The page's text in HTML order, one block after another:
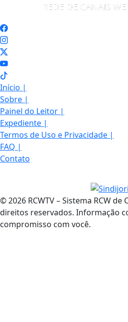
Início |
Sobre |
Painel do Leitor |
Expediente |
Termos de Uso e Privacidade |
FAQ |
Contato
© 2026 RCWTV – Sistema RCW
direitos reservados. Informação
compromisso com você.